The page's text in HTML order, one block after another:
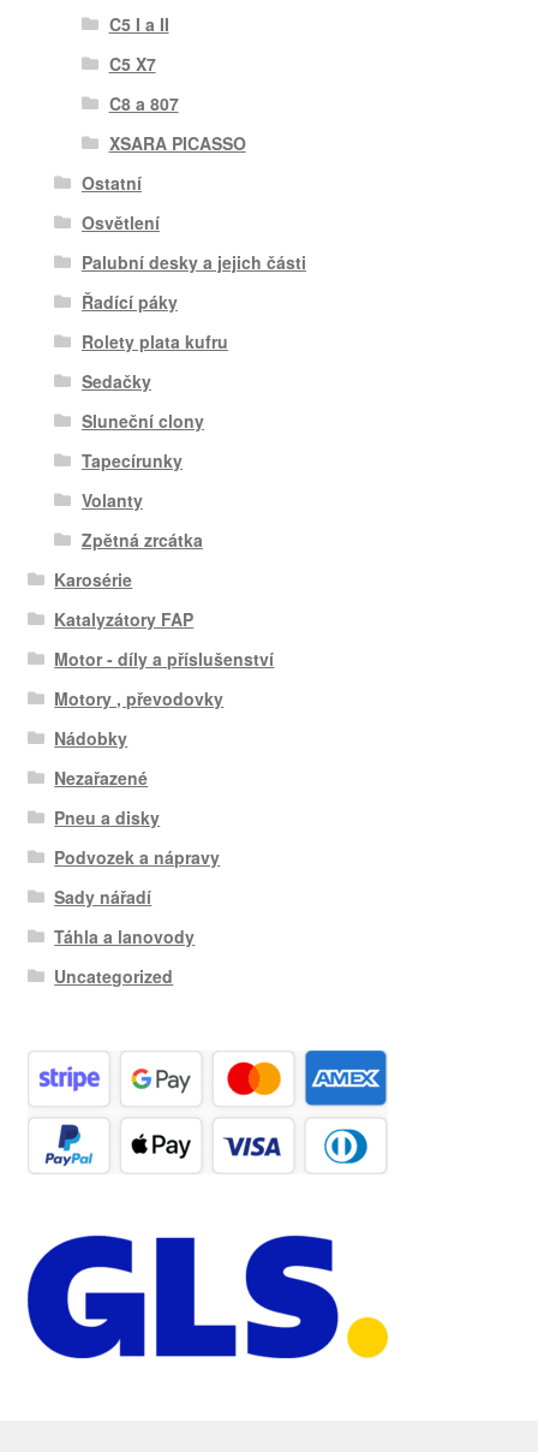
C5 I a II
C5 X7
C8 a 807
XSARA PICASSO
Ostatní
Osvětlení
Palubní desky a jejich části
Řadící páky
Rolety plata kufru
Sedačky
Sluneční clony
Tapecírunky
Volanty
Zpětná zrcátka
Karosérie
Katalyzátory FAP
Motor - díly a příslušenství
Motory , převodovky
Nádobky
Nezařazené
Pneu a disky
Podvozek a nápravy
Sady nářadí
Táhla a lanovody
Uncategorized